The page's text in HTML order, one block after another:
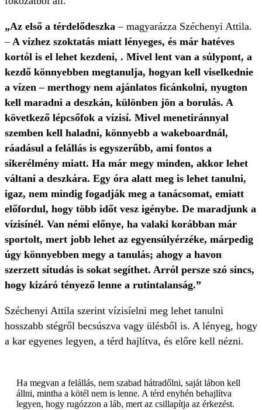
„Az első a térdelődeszka – magyarázza Széchenyi Attila.
–A vízhez szoktatás miatt lényeges, és már hatéves
kortól is el lehet kezdeni, . Mivel lent van a súlypont, a
kezdő könnyebben megtanulja, hogyan kell viselkednie
a vízen – merthogy nem ajánlatos ficánkolni, nyugton
kell maradni a deszkán, különben jön a borulás. A
következő lépcsőfok a vízisí. Mivel menetiránnyal
szemben kell haladni, könnyebb a wakeboardnál,
ráadásul a felállás is egyszerűbb, ami fontos a
sikerélmény miatt. Ha már megy minden, akkor lehet
váltani a deszkára. Egy óra alatt meg is lehet tanulni,
igaz, nem mindig fogadják meg a tanácsomat, emiatt
előfordul, hogy több időt vesz igénybe. De maradjunk a
vízisínél. Van némi előnye, ha valaki korábban már
sportolt, mert jobb lehet az egyensúlyérzéke, márpedig
úgy könnyebben megy a tanulás; ahogy a havon
szerzett sítudás is sokat segíthet. Arról persze szó sincs,
hogy kizáró tényező lenne a rutintalanság.”
Széchenyi Attila szerint vízisíelni meg lehet tanulni
hosszabb stégről becsúszva vagy ülésből is. A lényeg, hogy
a kar egyenes legyen, a térd hajlítva, és előre kell nézni.
Ha megvan a felállás, nem szabad hátradőlni, saját lábon kell
állni, mintha a kötél nem is lenne. A térd enyhén behajlítva
legyen, hogy rugózzon a láb, mert az csillapítja az érkezést.